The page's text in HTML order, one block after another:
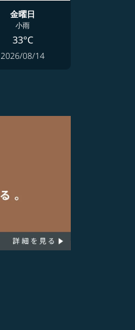
金曜日
小雨
33°C
2026/08/14